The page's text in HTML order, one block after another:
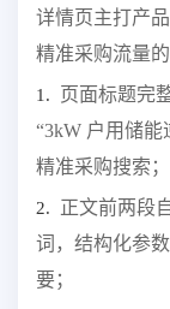
详情页主打产
精准采购流量的
1.
页面标题完
“3kW 户用储
精准采购搜索；
2.
正文前两段
词，结构化参
要；